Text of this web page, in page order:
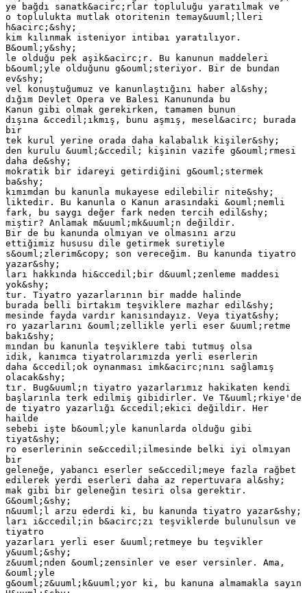
ye bağdı sanatk&acirc;rlar topluluğu yaratılmak ve
o toplulukta mutlak otoritenin temay&uuml;lleri
h&acirc;&shy;
kim kılınmak isteniyor intibaı yaratılıyor.
B&ouml;y&shy;
le olduğu pek aşik&acirc;r. Bu kanunun maddeleri
b&ouml;yle olduğunu g&ouml;steriyor. Bir de bundan
ev&shy;
vel konuştuğumuz ve kanunlaştığını haber al&shy;
dığım Devlet Opera ve Balesi Kanununda bu
Kanun gibi olmak gerekirken, tamamen bunun
dışına &ccedil;ıkmış, bunu aşmış, mesel&acirc; burada
bir
tek kurul yerine orada daha kalabalık kişiler&shy;
den kurulu &uuml;&ccedil; kişinin vazife g&ouml;rmesi
daha de&shy;
mokratik bir idareyi getirdiğini g&ouml;stermek
ba&shy;
kımımdan bu kanunla mukayese edilebilir nite&shy;
liktedir. Bu kanunla o Kanun arasındaki &ouml;nemli
fark, bu saygı değer fark neden tercih edil&shy;
miştir? Anlamak m&uuml;mk&uuml;n değildir.
Bir de bu kanunda olmıyan ve olmasını arzu
ettiğimiz hususu dile getirmek suretiyle
s&ouml;zlerim&copy; son vereceğim. Bu kanunda tiyatro
yazar&shy;
ları hakkında hi&ccedil;bir d&uuml;zenleme maddesi
yok&shy;
tur. Tiyatro yazarlarının bir madde halinde
burada belli birtakım teşviklere mazhar edil&shy;
mesinde fayda vardır kanısındayız. Veya tiyat&shy;
ro yazarlarını &ouml;zellikle yerli eser &uuml;retme
bakı&shy;
mından bu kanunla teşviklere tabi tutmuş olsa
idik, kanımca tiyatrolarımızda yerli eserlerin
daha &ccedil;ok oynanması imk&acirc;nını sağlamış
olacak&shy;
tır. Bug&uuml;n tiyatro yazarlarımız hakikaten kendi
başlarınla terk edilmiş gibidirler. Ve T&uuml;rkiye'de
de tiyatro yazarlığı &ccedil;ekici değildir. Her
hailde
sebebi işte b&ouml;yle kanunlarda olduğu gibi
tiyat&shy;
ro eserlerinin se&ccedil;ilmesinde belki iyi olmıyan
bir
geleneğe, yabancı eserler se&ccedil;meye fazla rağbet
edilerek yerdi eserleri daha az repertuvara al&shy;
mak gibi bir geleneğin tesiri olsa gerektir.
G&ouml;&shy;
n&uuml;l arzu ederdi ki, bu kanunda tiyatro yazar&shy;
ları i&ccedil;in b&acirc;zı teşviklerde bulunulsun ve
tiyatro
yazarları yerli eser &uuml;retmeye bu teşvikler
y&uuml;&shy;
z&uuml;nden &ouml;zensinler ve eser versinler. Ama,
&ouml;yle
g&ouml;z&uuml;k&uuml;yor ki, bu kanuna almamakla sayın